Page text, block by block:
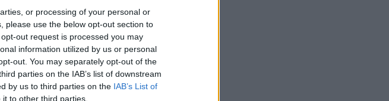
or processing of your personal or
please use the below opt-out section to
out request is processed you may
information utilized by us or personal
out. You may separately opt-out of the
parties on the IAB’s list of downstream
by us to third parties on the IAB’s List of
to other third parties.